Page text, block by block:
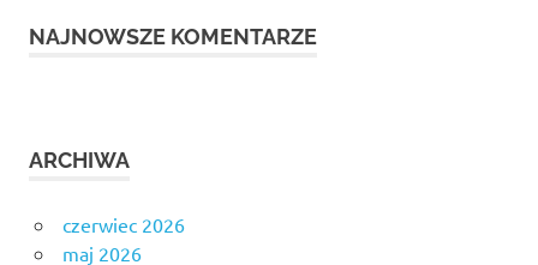
NAJNOWSZE KOMENTARZE
ARCHIWA
czerwiec 2026
maj 2026